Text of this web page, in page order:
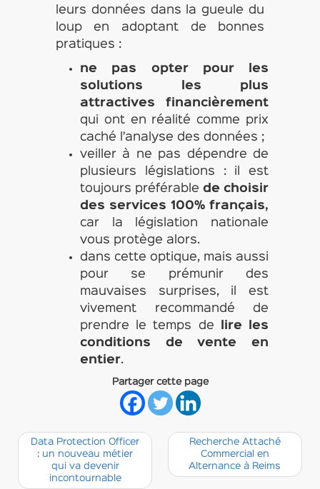
leurs données dans la gueule du
loup en adoptant de bonnes
pratiques :
ne pas opter pour les
solutions les plus
attractives financièrement
qui ont en réalité comme prix
caché l’analyse des données ;
veiller à ne pas dépendre de
plusieurs législations : il est
toujours préférablede choisir
des services 100% français,
car la législation nationale
vous protège alors.
dans cette optique, mais aussi
pour se prémunir des
mauvaises surprises, il est
vivement recommandé de
prendre le temps de lire les
conditions de vente en
entier.
Partager cette page
Data Protection Officer
: un nouveau métier
qui va devenir
incontournable
Recherche Attaché
Commercial en
Alternance à Reims